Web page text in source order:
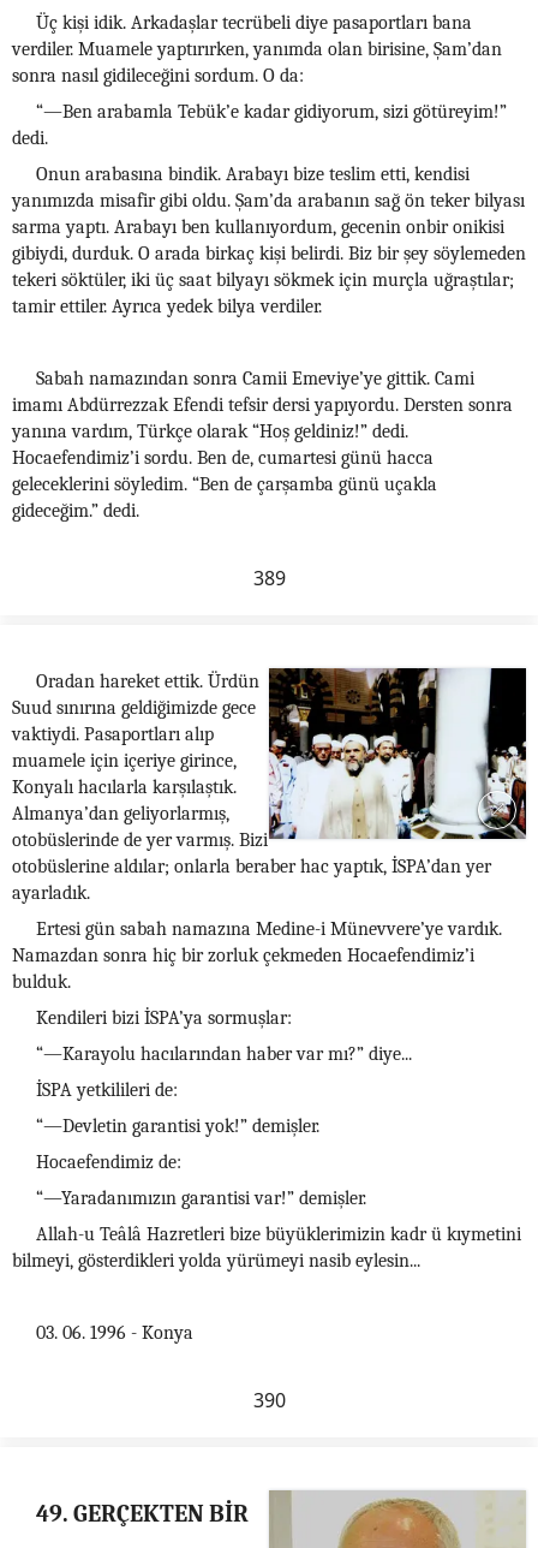
Üç kişi idik. Arkadaşlar tecrübeli diye pasaportları bana
verdiler. Muamele yaptırırken, yanımda olan birisine, Şam’dan
sonra nasıl gidileceğini sordum. O da:
“—Ben arabamla Tebük’e kadar gidiyorum, sizi götüreyim!”
dedi.
Onun arabasına bindik. Arabayı bize teslim etti, kendisi
yanımızda misafir gibi oldu. Şam’da arabanın sağ ön teker bilyası
sarma yaptı. Arabayı ben kullanıyordum, gecenin onbir onikisi
gibiydi, durduk. O arada birkaç kişi belirdi. Biz bir şey söylemeden
tekeri söktüler, iki üç saat bilyayı sökmek için murçla uğraştılar;
tamir ettiler. Ayrıca yedek bilya verdiler.
Sabah namazından sonra Camii Emeviye’ye gittik. Cami
imamı Abdürrezzak Efendi tefsir dersi yapıyordu. Dersten sonra
yanına vardım, Türkçe olarak “Hoş geldiniz!” dedi.
Hocaefendimiz’i sordu. Ben de, cumartesi günü hacca
geleceklerini söyledim. “Ben de çarşamba günü uçakla
gideceğim.” dedi.
389
Oradan hareket ettik. Ürdün
Suud sınırına geldiğimizde gece
vaktiydi. Pasaportları alıp
muamele için içeriye girince,
Konyalı hacılarla karşılaştık.
Almanya’dan geliyorlarmış,
otobüslerinde de yer varmış. Bizi
otobüslerine aldılar; onlarla beraber hac yaptık, İSPA’dan yer
ayarladık.
Ertesi gün sabah namazına Medine-i Münevvere’ye vardık.
Namazdan sonra hiç bir zorluk çekmeden Hocaefendimiz’i
bulduk.
Kendileri bizi İSPA’ya sormuşlar:
“—Karayolu hacılarından haber var mı?” diye...
İSPA yetkilileri de:
“—Devletin garantisi yok!” demişler.
Hocaefendimiz de:
“—Yaradanımızın garantisi var!” demişler.
Allah-u Teâlâ Hazretleri bize büyüklerimizin kadr ü kıymetini
bilmeyi, gösterdikleri yolda yürümeyi nasib eylesin...
03. 06. 1996 - Konya
390
49. GERÇEKTEN BİR